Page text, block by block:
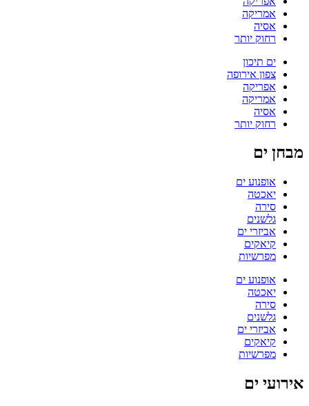
אמריקה
אסיה
רחוק יותר
ים תיכון
צפון אירופה
אפריקה
אמריקה
אסיה
רחוק יותר
מבחן ים
אופנוע ים
יאכטה
סירה
גלשנים
אביזרי ים
קיאקים
מפרשיות
אופנוע ים
יאכטה
סירה
גלשנים
אביזרי ים
קיאקים
מפרשיות
אירועי ים